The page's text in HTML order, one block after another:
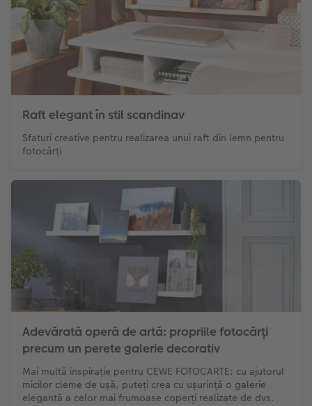
Raft elegant în stil scandinav
Sfaturi creative pentru realizarea unui raft din lemn pentru
fotocărți
Adevărată operă de artă: propriile fotocărți
precum un perete galerie decorativ
Mai multă inspirație pentru CEWE FOTOCARTE: cu ajutorul
micilor cleme de ușă, puteți crea cu ușurință o galerie
elegantă a celor mai frumoase coperți realizate de dvs.